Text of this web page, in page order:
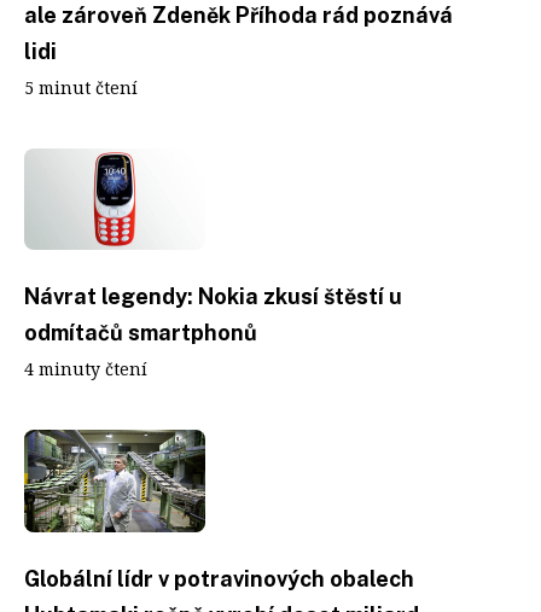
ale zároveň Zdeněk Příhoda rád poznává
lidi
5 minut čtení
Návrat legendy: Nokia zkusí štěstí u
odmítačů smartphonů
4 minuty čtení
Globální lídr v potravinových obalech